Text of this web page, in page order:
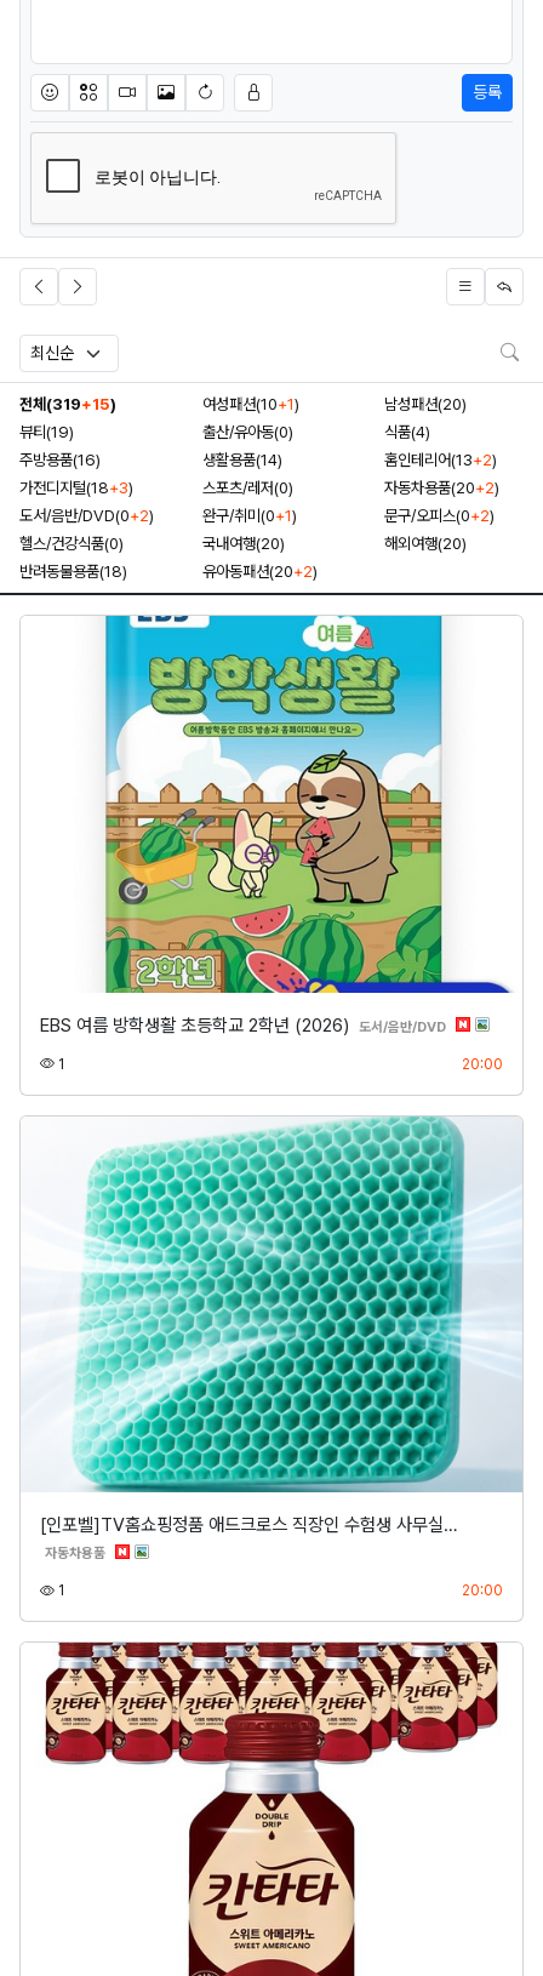
이모티콘아이콘동영상이미지새댓글 작성
등록
전체(319+15) 여성패션(10+1)
남성패션(20)
뷰티(19)
출산/유아동(0)
식품(4)
주방용품(16)
생활용품(14) 홈인테리어(13+2)
가전디지털(18+3) 스포츠/레저(0) 자동차용품(20+2)
도서/음반/DVD(0+2) 완구/취미(0+1) 문구/오피스(0+2)
헬스/건강식품(0)
국내여행(20)
해외여행(20)
반려동물용품(18)
유아동패션(20+2)
EBS 여름 방학생활 초등학교 2학년 (2026) 도서/음반/DVD분류
1 20:00
[인포벨]TV홈쇼핑정품 애드크로스 직장인 수험생 사무실…
자동차용품분류
1 20:00